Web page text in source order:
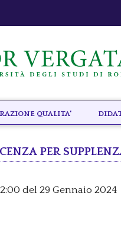
QUALITA'
per
del 29 Gennaio 2024